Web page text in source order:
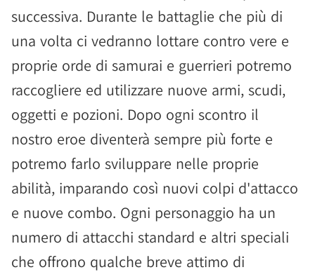
successiva. Durante le battaglie che più di
una volta ci vedranno lottare contro vere e
proprie orde di samurai e guerrieri potremo
raccogliere ed utilizzare nuove armi, scudi,
oggetti e pozioni. Dopo ogni scontro il
nostro eroe diventerà sempre più forte e
potremo farlo sviluppare nelle proprie
abilità, imparando così nuovi colpi d'attacco
e nuove combo. Ogni personaggio ha un
numero di attacchi standard e altri speciali
che offrono qualche breve attimo di